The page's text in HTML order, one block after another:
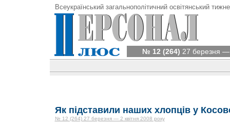
Всеукраїнський загальнополітичний освітянський
№ 12 (264) 27 березня —
Як підставили наших хлопців у
№ 12 (264) 27 березня — 2 квітня 2008 року